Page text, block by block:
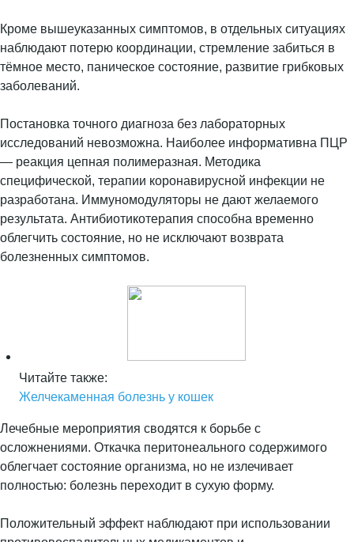
Кроме вышеуказанных симптомов, в отдельных ситуациях
наблюдают потерю координации, стремление забиться в
тёмное место, паническое состояние, развитие грибковых
заболеваний.
Постановка точного диагноза без лабораторных
исследований невозможна. Наиболее информативна ПЦР
— реакция цепная полимеразная. Методика
специфической, терапии коронавирусной инфекции не
разработана. Иммуномодуляторы не дают желаемого
результата. Антибиотикотерапия способна временно
облегчить состояние, но не исключают возврата
болезненных симптомов.
Читайте также:
Желчекаменная болезнь у кошек
Лечебные мероприятия сводятся к борьбе с
осложнениями. Откачка перитонеального содержимого
облегчает состояние организма, но не излечивает
полностью: болезнь переходит в сухую форму.
Положительный эффект наблюдают при использовании